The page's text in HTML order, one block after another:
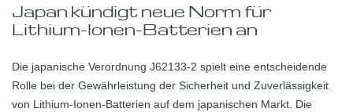
Japan kündigt neue Norm für
Lithium-Ionen-Batterien an
Die japanische Verordnung J62133-2 spielt eine entscheidende
Rolle bei der Gewährleistung der Sicherheit und Zuverlässigkeit
von Lithium-Ionen-Batterien auf dem japanischen Markt. Die